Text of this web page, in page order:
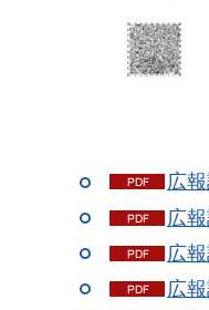
広
広
広
広